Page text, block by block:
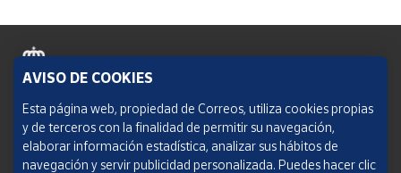
Política de cookies
Aviso legal
AVISO DE COOKIES
Esta página web, propiedad de Correos, utiliza cookies propias
y de terceros con la finalidad de permitir su navegación,
elaborar información estadística, analizar sus hábitos de
navegación y servir publicidad personalizada. Puedes hacer clic